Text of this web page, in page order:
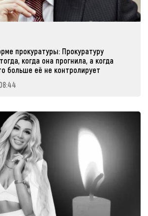
прокуратуры: Прокуратуру
когда она прогнила, а когда
больше её не контролирует